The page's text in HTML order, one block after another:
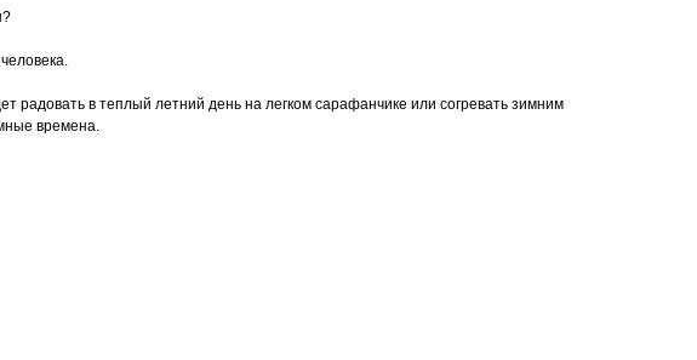
радовать в теплый летний день на легком сарафанчике или согревать зимним
времена.